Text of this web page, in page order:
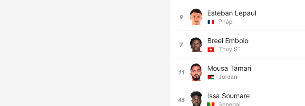
9 Esteban Lepaul
Pháp
7 Breel Embolo
Thụy Sĩ
11 Mousa Tamari
Jordan
45 Issa Soumare
Senegal